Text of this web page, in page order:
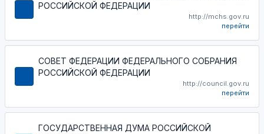
РОССИЙСКОЙ ФЕДЕРАЦИИ
http://mchs.gov.ru
перейти
СОВЕТ ФЕДЕРАЦИИ ФЕДЕРАЛЬНОГО СОБРАНИЯ
РОССИЙСКОЙ ФЕДЕРАЦИИ
http://council.gov.ru
перейти
ГОСУДАРСТВЕННАЯ ДУМА РОССИЙСКОЙ